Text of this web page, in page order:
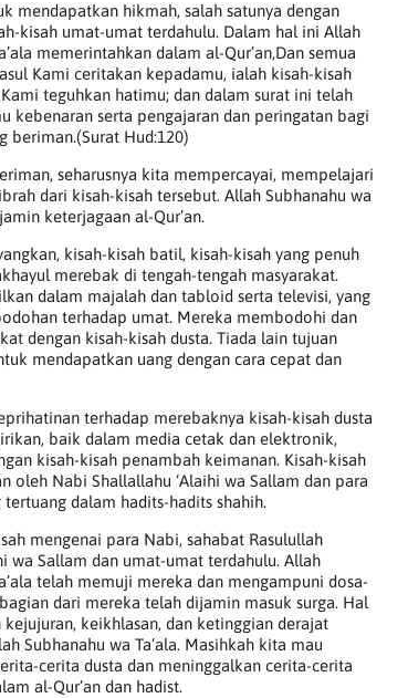
mendapatkan hikmah, salah satunya dengan
kisah umat-umat terdahulu. Dalam hal ini Allah
memerintahkan dalam al-Qur’an,Dan semua
Kami ceritakan kepadamu, ialah kisah-kisah
teguhkan hatimu; dan dalam surat ini telah
kebenaran serta pengajaran dan peringatan bagi
beriman.(Surat Hud:120)
seharusnya kita mempercayai, mempelajari
dari kisah-kisah tersebut. Allah Subhanahu wa
keterjagaan al-Qur’an.
kisah-kisah batil, kisah-kisah yang penuh
merebak di tengah-tengah masyarakat.
dalam majalah dan tabloid serta televisi, yang
terhadap umat. Mereka membodohi dan
dengan kisah-kisah dusta. Tiada lain tujuan
mendapatkan uang dengan cara cepat dan
terhadap merebaknya kisah-kisah dusta
baik dalam media cetak dan elektronik,
kisah-kisah penambah keimanan. Kisah-kisah
oleh Nabi Shallallahu ‘Alaihi wa Sallam dan para
tertuang dalam hadits-hadits shahih.
mengenai para Nabi, sahabat Rasulullah
wa Sallam dan umat-umat terdahulu. Allah
telah memuji mereka dan mengampuni dosa-
dari mereka telah dijamin masuk surga. Hal
keikhlasan, dan ketinggian derajat
Subhanahu wa Ta’ala. Masihkah kita mau
cerita dusta dan meninggalkan cerita-cerita
al-Qur’an dan hadist.